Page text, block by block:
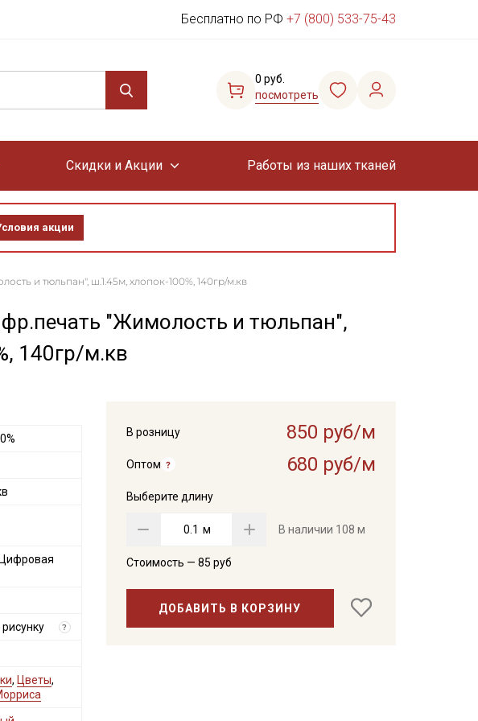
Бесплатно по РФ +7 (800) 533-75-43
0 руб.
посмотреть
Скидки и Акции Работы из наших тканей
акции
и тюльпан", ш.1.45м, хлопок-100%, 140гр/м.кв
"Жимолость и тюльпан",
140гр/м.кв
В розницу 850 руб/м
Оптом 680 руб/м
Выберите длину
м В наличии 108 м
Стоимость — 85 руб
ДОБАВИТЬ В КОРЗИНУ
?
, Цветы,